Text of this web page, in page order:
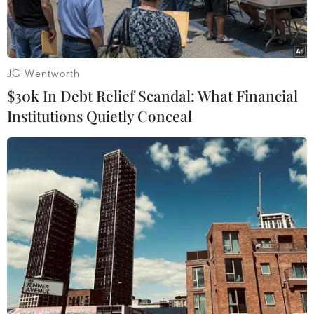
Một trong những điểm bán xăng, dầu của Petrolimex. (Ảnh:
Đức Duy/Vietnam+)
Theo quyết định của liên bộ Công Thương-Tài
chính, mặt hàng xăng, dầu trong nước được giữ
JG Wentworth
$30k In Debt Relief Scandal: What Financial
Institutions Quietly Conceal